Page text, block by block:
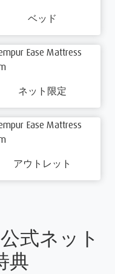
ベッド
ネット限定
アウトレット
式ネット
典